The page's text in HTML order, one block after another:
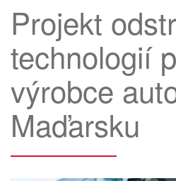
Projekt
technologií
výrobce
Maďarsku